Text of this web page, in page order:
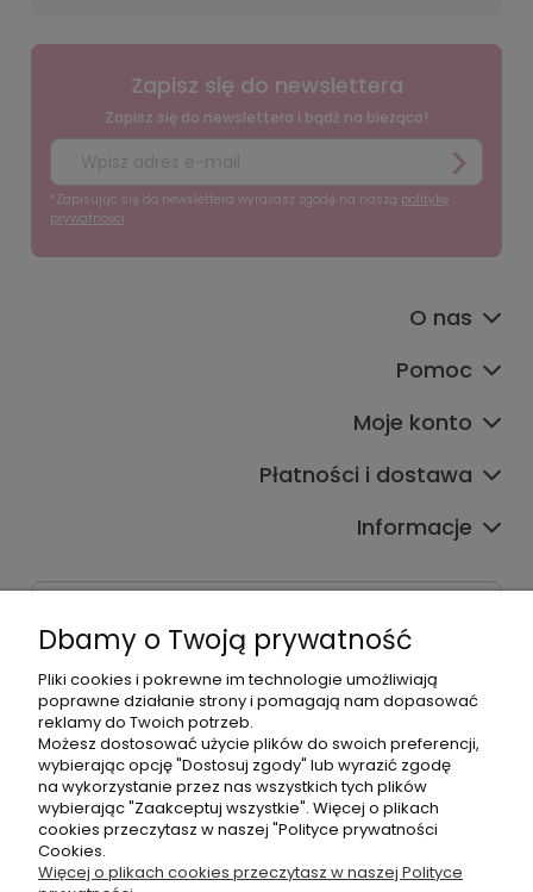
Zapisz się do newslettera
Zapisz się do newslettera i bądź na bieżąco!
*Zapisując się do newslettera wyrażasz zgodę na naszą politykę
prywatności
O nas
Pomoc
Moje konto
Płatności i dostawa
Informacje
Godziny czynnej infolinii
Pon.-Pt. 9:00-17:00
Telefon:
+48500660700
E-mail:
biuro@hurtowniahellonails.pl
Dbamy o Twoją prywatność
Pliki cookies i pokrewne im technologie umożliwiają
poprawne działanie strony i pomagają nam dopasować
reklamy do Twoich potrzeb.
Możesz dostosować użycie plików do swoich preferencji,
wybierając opcję "Dostosuj zgody" lub wyrazić zgodę
na wykorzystanie przez nas wszystkich tych plików
wybierając "Zaakceptuj wszystkie". Więcej o plikach
cookies przeczytasz w naszej "Polityce prywatności
Cookies.
Więcej o plikach cookies przeczytasz w naszej Polityce